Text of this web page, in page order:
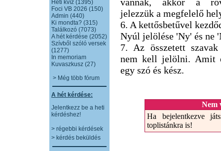
Heti kvíz (1395)
Foci VB 2026 (150)
Admin (440)
Ki mondta? (315)
Találkozó (7073)
A hét kérdése (2052)
Szívből szóló versek
(1277)
In memoriam
Kuvaszkusz (27)
> Még több fórum
A hét kérdése:
Jelentkezz be a heti
kérdéshez!
> régebbi kérdések
> kérdés beküldés
vannak, akkor a
jelezzük a megfelelő
6. A kettősbetűvel
Nyúl jelölése 'Ny' és ne
7. Az összetett
nem kell jelölni. Amit
egy szó és kész.
Nem
Ha bejelentkezve
toplistánkra is!